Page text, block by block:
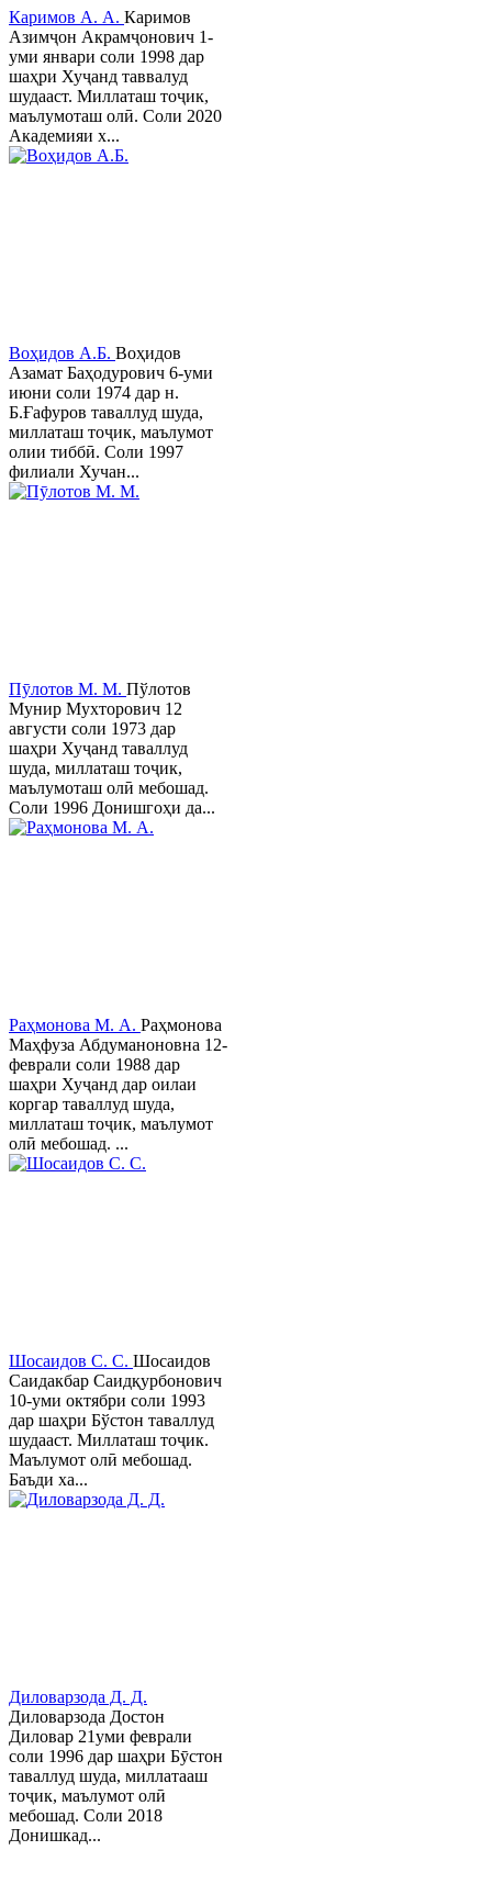
Каримов А. А. Каримов
Азимҷон Акрамҷонович 1-
уми январи соли 1998 дар
шаҳри Хуҷанд таввалуд
шудааст. Миллаташ тоҷик,
маълумоташ олӣ. Соли 2020
Академияи х...
Воҳидов А.Б. Воҳидов
Азамат Баҳодурович 6-уми
июни соли 1974 дар н.
Б.Ғафуров таваллуд шуда,
миллаташ тоҷик, маълумот
олии тиббӣ. Соли 1997
филиали Хучан...
Пӯлотов М. М. Пўлотов
Мунир Мухторович 12
августи соли 1973 дар
шаҳри Хуҷанд таваллуд
шуда, миллаташ тоҷик,
маълумоташ олӣ мебошад.
Соли 1996 Донишгоҳи да...
Раҳмонова М. А. Раҳмонова
Маҳфуза Абдуманоновна 12-
феврали соли 1988 дар
шаҳри Хуҷанд дар оилаи
коргар таваллуд шуда,
миллаташ тоҷик, маълумот
олӣ мебошад. ...
Шосаидов С. С. Шосаидов
Саидакбар Саидқурбонович
10-уми октябри соли 1993
дар шаҳри Бўстон таваллуд
шудааст. Миллаташ тоҷик.
Маълумот олӣ мебошад.
Баъди ха...
Диловарзода Д. Д.
Диловарзода Достон
Диловар 21уми феврали
соли 1996 дар шаҳри Бӯстон
таваллуд шуда, миллатааш
тоҷик, маълумот олӣ
мебошад. Соли 2018
Донишкад...